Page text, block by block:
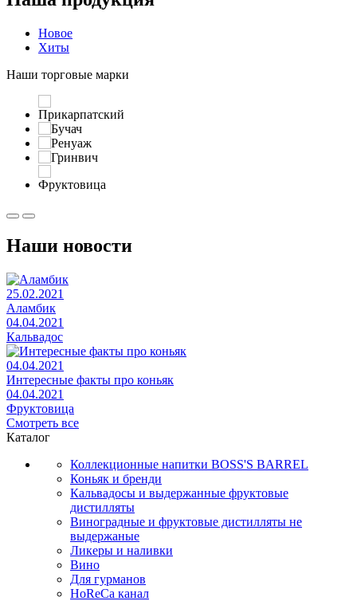
Новое
Хиты
Наши торговые марки
Наши новости
25.02.2021
Аламбик
04.04.2021
Кальвадос
04.04.2021
Интересные факты про коньяк
04.04.2021
Фруктовица
Смотреть все
Каталог
Коллекционные напитки BOSS'S BARREL
Коньяк и бренди
Кальвадосы и выдержанные фруктовые
дистилляты
Виноградные и фруктовые дистилляты не
выдержаные
Ликеры и наливки
Вино
Для гурманов
HoReCa канал